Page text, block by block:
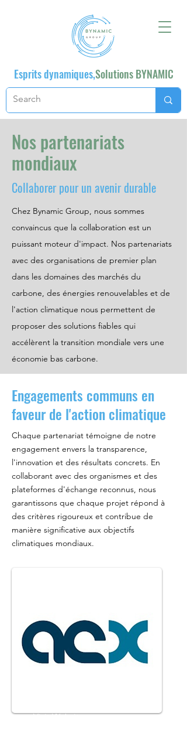
Esprits dynamiques,Solutions BYNAMIC
Nos partenariats
mondiaux
Collaborer pour un avenir durable
Chez Bynamic Group, nous sommes
convaincus que la collaboration est un
puissant moteur d'impact. Nos partenariats
avec des organisations de premier plan
dans les domaines des marchés du
carbone, des énergies renouvelables et de
l'action climatique nous permettent de
proposer des solutions fiables qui
accélèrent la transition mondiale vers une
économie bas carbone.
Engagements communs en
faveur de l'action climatique
Chaque partenariat témoigne de notre
engagement envers la transparence,
l'innovation et des résultats concrets. En
collaborant avec des organismes et des
plateformes d'échange reconnus, nous
garantissons que chaque projet répond à
des critères rigoureux et contribue de
manière significative aux objectifs
climatiques mondiaux.
Visit Website